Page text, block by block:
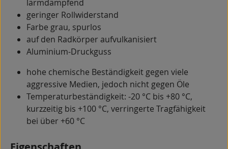
lärmdämpfend
geringer Rollwiderstand
Farbe grau, spurlos
auf den Radkörper aufvulkanisiert
Aluminium-Druckguss
hohe chemische Beständigkeit gegen viele
aggressive Medien, jedoch nicht gegen Öle
Temperaturbeständigkeit: -20 °C bis +80 °C,
kurzzeitig bis +100 °C, verringerte Tragfähigkeit
bei über +60 °C